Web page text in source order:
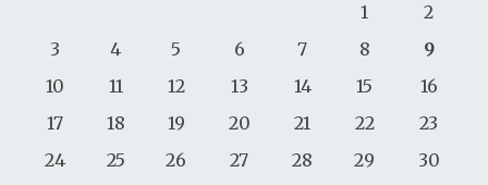
1
2
3
4 5 6 7 8
9
10
11 12 13 14 15
16
17
18 19 20 21 22
23
24
25 26 27 28 29
30